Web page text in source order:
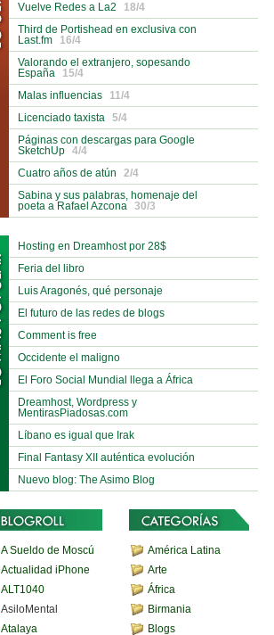
Vuelve Redes a La2
18/4
Third de Portishead en exclusiva con
Last.fm
16/4
Valorando el extranjero, sopesando
España
15/4
Malas influencias
11/4
Licenciado taxista
5/4
Páginas con descargas para Google
SketchUp
4/4
Cuatro años de atún
2/4
Sabina y sus palabras, homenaje del
poeta a Rafael Azcona
30/3
Hosting en Dreamhost por 28$
Feria del libro
Luis Aragonés, qué personaje
El futuro de las redes de blogs
Comment is free
Occidente el maligno
El Foro Social Mundial llega a África
Dreamhost, Wordpress y
MentirasPiadosas.com
Líbano es igual que Irak
Final Fantasy XII auténtica evolución
Nuevo blog: The Asimo Blog
A Sueldo de Moscú
Actualidad iPhone
ALT1040
AsiloMental
Atalaya
América Latina
Arte
África
Birmania
Blogs